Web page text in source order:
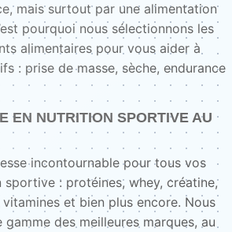
mais surtout par une alimentation
pourquoi nous sélectionnons les
alimentaires pour vous aider à
: prise de masse, sèche, endurance
EN NUTRITION SPORTIVE AU
incontournable pour tous vos
: protéines, whey, créatine,
et bien plus encore. Nous
des meilleures marques, au